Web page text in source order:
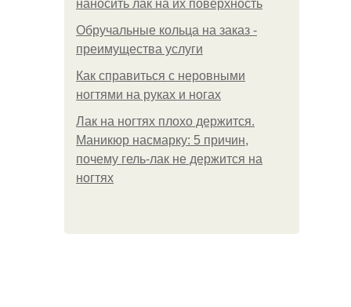
наносить лак на их поверхность
Обручальные кольца на заказ -
преимущества услуги
Как справиться с неровными
ногтями на руках и ногах
Лак на ногтях плохо держится.
Маникюр насмарку: 5 причин,
почему гель-лак не держится на
ногтях